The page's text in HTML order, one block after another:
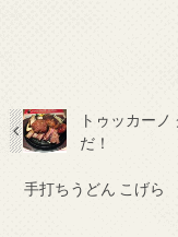
トゥッカー
だ！
手打ちうどん こげら